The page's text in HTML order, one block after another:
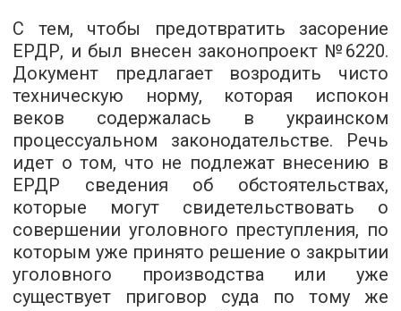
С тем, чтобы предотвратить засорение
ЕРДР, и был внесен законопроект №6220.
Документ предлагает возродить чисто
техническую норму, которая испокон
веков содержалась в украинском
процессуальном законодательстве. Речь
идет о том, что не подлежат внесению в
ЕРДР сведения об обстоятельствах,
которые могут свидетельствовать о
совершении уголовного преступления, по
которым уже принято решение о закрытии
уголовного производства или уже
существует приговор суда по тому же